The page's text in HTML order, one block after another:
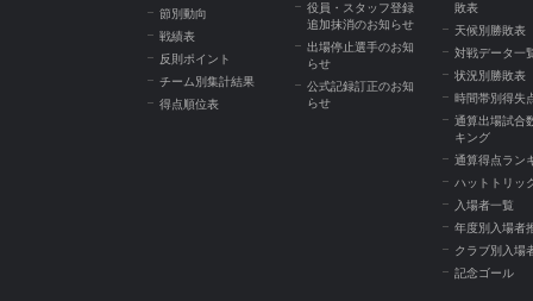
節別動向
戦績表
反則ポイント
チーム別集計結果
得点順位表
役員・スタッフ登録
追加抹消のお知らせ
出場停止選手のお知
らせ
公式記録訂正のお知
らせ
敗表
天候別勝敗表
対戦データ一
状況別勝敗表
時間帯別得失
通算出場試合
キング
通算得点ラン
ハットトリッ
入場者一覧
年度別入場者
クラブ別入場
記念ゴール